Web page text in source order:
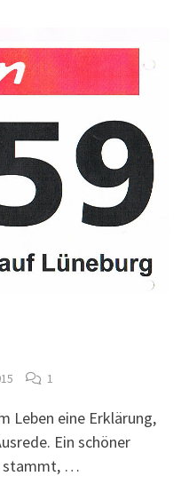
1
Leben eine Erklärung,
Ein schöner
stammt, …